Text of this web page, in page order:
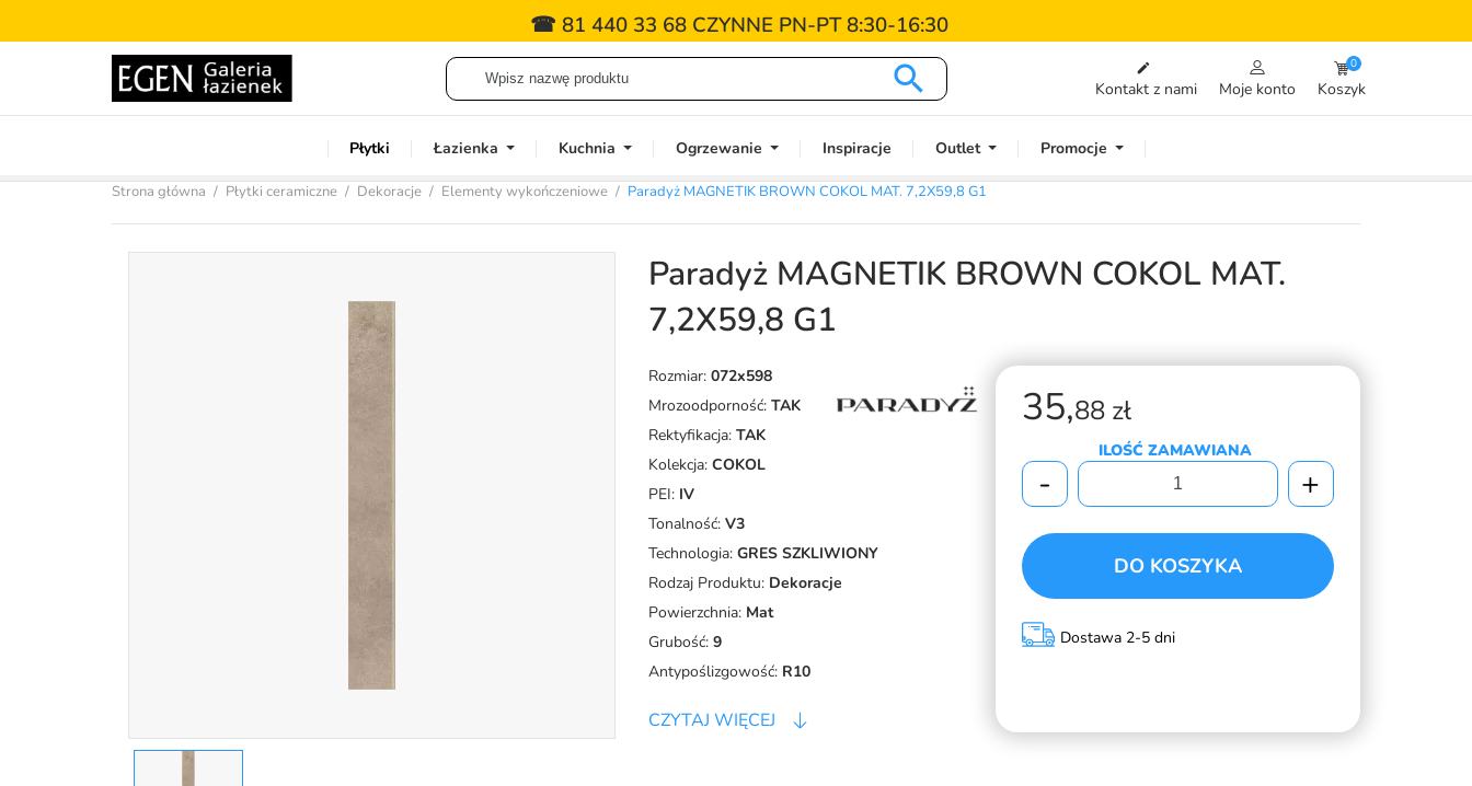
☎ 81 440 33 68 CZYNNE PN-PT 8:30-16:30
 
Kontakt z nami Moje konto Koszyk
0
Płytki Łazienka Kuchnia Ogrzewanie Inspiracje Outlet Promocje
Strona główna Płytki ceramiczne Dekoracje Elementy wykończeniowe Paradyż MAGNETIK BROWN COKOL MAT. 7,2X59,8 G1
Paradyż MAGNETIK BROWN COKOL MAT.
7,2X59,8 G1
Rozmiar: 072x598
Mrozoodporność: TAK
Rektyfikacja: TAK
Kolekcja: COKOL
PEI: IV
Tonalność: V3
Technologia: GRES SZKLIWIONY
Rodzaj Produktu: Dekoracje
Powierzchnia: Mat
Grubość: 9
Antypoślizgowość: R10
CZYTAJ WIĘCEJ
35,88 zł
ILOŚĆ ZAMAWIANA
- +
DO KOSZYKA
Dostawa 2-5 dni